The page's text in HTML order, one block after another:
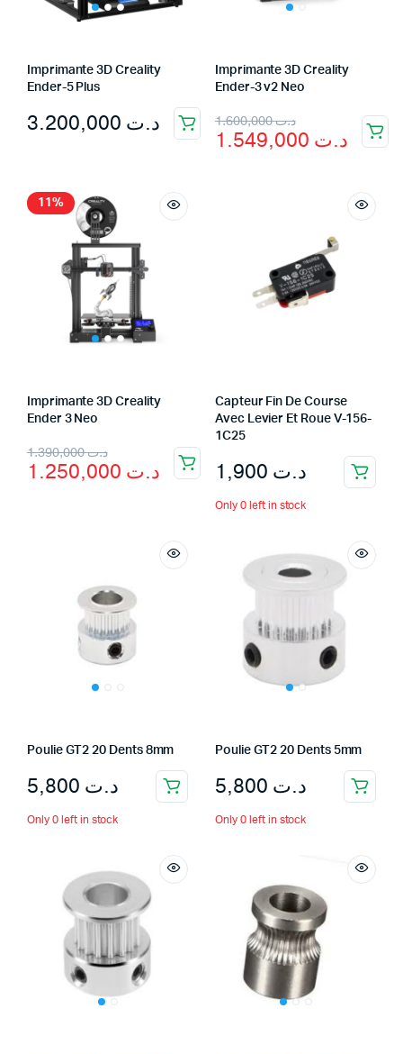
Imprimante 3D Creality
Ender-5 Plus
د.ت
Imprimante 3D Creality
Ender-3 v2 Neo
د.ت1.600,000
Original
price
د.ت 1.600,000.
د.ت
Current
price
د.ت 1.549,000.
11%
Imprimante 3D Creality
Ender 3 Neo
د.ت1.390,000
Original
price
د.ت
Current
price
Capteur Fin De Course
Avec Levier Et Roue V-156-
1C25
د.ت
Only 0 left in stock
Poulie GT2 20 Dents 8mm
د.ت
Only 0 left in stock
Poulie GT2 20 Dents 5mm
د.ت
Only 0 left in stock